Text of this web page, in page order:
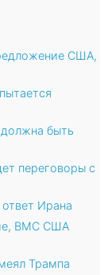
США,
быть
переговоры с
Ирана
ВМС США
Трампа